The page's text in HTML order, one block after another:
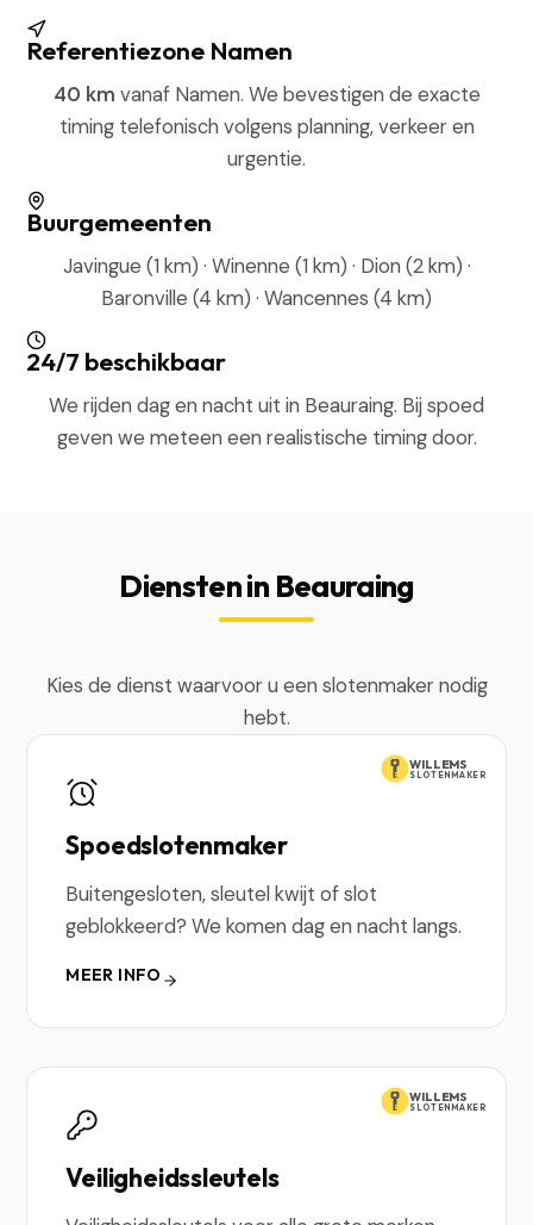
Referentiezone Namen
40 km vanaf Namen. We bevestigen de exacte
timing telefonisch volgens planning, verkeer en
urgentie.
Buurgemeenten
Javingue (1 km) · Winenne (1 km) · Dion (2 km) ·
Baronville (4 km) · Wancennes (4 km)
24/7 beschikbaar
We rijden dag en nacht uit in Beauraing. Bij spoed
geven we meteen een realistische timing door.
Diensten in Beauraing
Kies de dienst waarvoor u een slotenmaker nodig
hebt.
WILLEMS
SLOTENMAKER
Spoedslotenmaker
Buitengesloten, sleutel kwijt of slot
geblokkeerd? We komen dag en nacht langs.
MEER INFO
WILLEMS
SLOTENMAKER
Veiligheidssleutels